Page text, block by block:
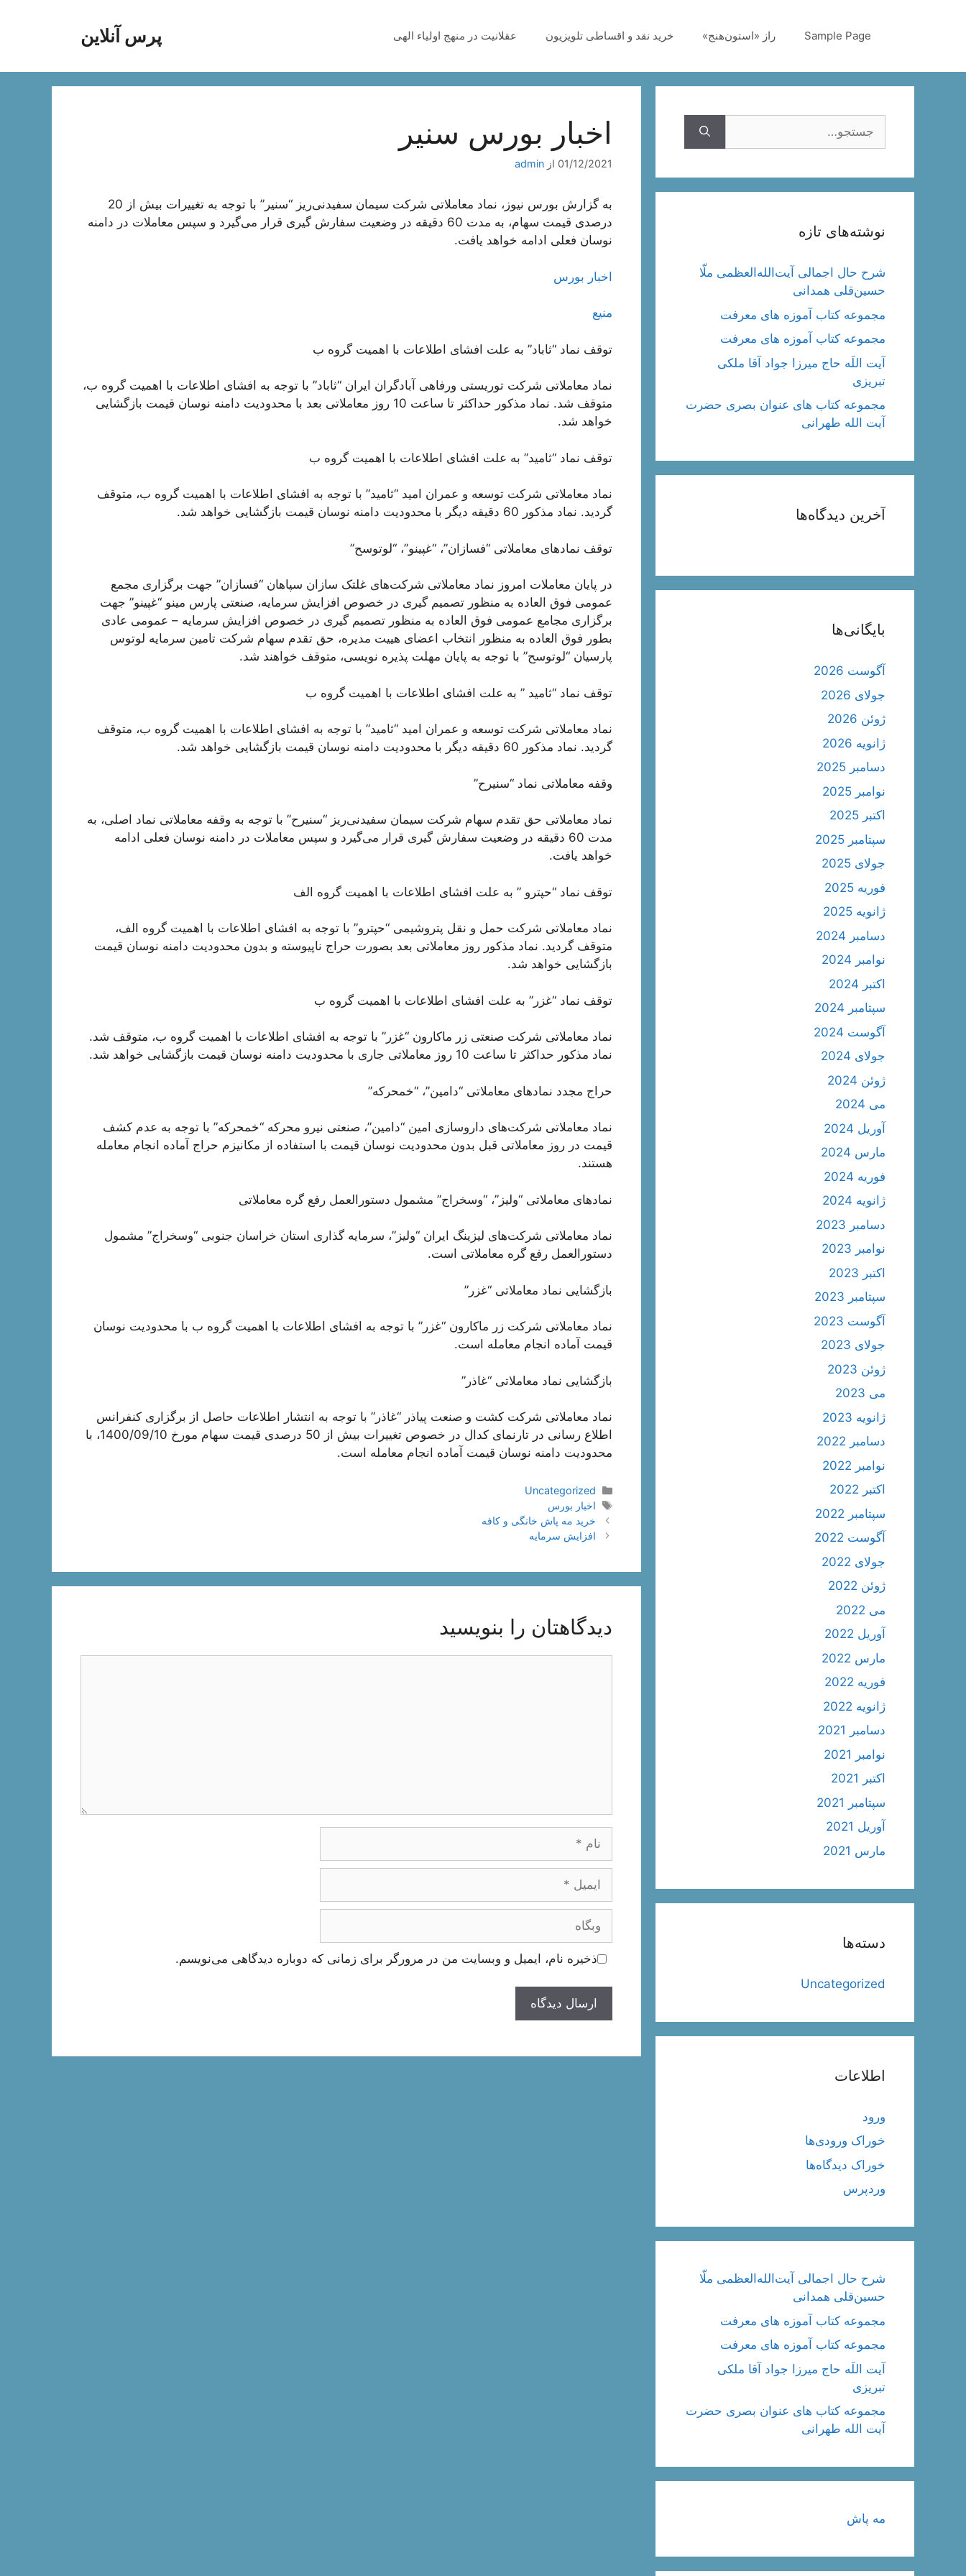
پرس آنلاین Sample Page راز «استون‌هنج» خرید نقد و اقساطی تلویزیون عقلانیت در منهج اولیاء الهی
اخبار بورس سنیر
01/12/2021 از admin
به گزارش بورس نیوز، نماد معاملاتی شرکت سیمان سفیدنی‌ریز “سنیر” با توجه به تغییرات بیش از 20
درصدی قیمت سهام، به مدت 60 دقیقه در وضعیت سفارش گیری قرار می‌گیرد و سپس معاملات در دامنه
نوسان فعلی ادامه خواهد یافت.
اخبار بورس
منیع
توقف نماد “ثاباد” به علت افشای اطلاعات با اهمیت گروه ب
نماد معاملاتی شرکت توریستی ورفاهی آبادگران ایران “ثاباد” با توجه به افشای اطلاعات با اهمیت گروه ب،
متوقف شد. نماد مذکور حداکثر تا ساعت 10 روز معاملاتی بعد با محدودیت دامنه نوسان قیمت بازگشایی
خواهد شد.
توقف نماد “ثامید” به علت افشای اطلاعات با اهمیت گروه ب
نماد معاملاتی شرکت توسعه و عمران امید “ثامید” با توجه به افشای اطلاعات با اهمیت گروه ب، متوقف
گردید. نماد مذکور 60 دقیقه دیگر با محدودیت دامنه نوسان قیمت بازگشایی خواهد شد.
توقف نماد‌های معاملاتی “فسازان”، “غپینو”، “لوتوسح”
در پایان معاملات امروز نماد معاملاتی شرکت‌های غلتک سازان سپاهان “فسازان” جهت برگزاری مجمع
عمومی فوق العاده به منظور تصمیم گیری در خصوص افزایش سرمایه، صنعتی پارس مینو “غپینو” جهت
برگزاری مجامع عمومی فوق العاده به منظور تصمیم گیری در خصوص افزایش سرمایه – عمومی عادی
بطور فوق العاده به منظور انتخاب اعضای هیيت مدیره، حق تقدم سهام شرکت تامین سرمایه لوتوس
پارسیان “لوتوسح” با توجه به پایان مهلت پذیره نویسی، متوقف خواهند شد.
توقف نماد “ثامید ” به علت افشای اطلاعات با اهمیت گروه ب
نماد معاملاتی شرکت توسعه و عمران امید “ثامید” با توجه به افشای اطلاعات با اهمیت گروه ب، متوقف
گردید. نماد مذکور 60 دقیقه دیگر با محدودیت دامنه نوسان قیمت بازگشایی خواهد شد.
وقفه معاملاتی نماد “سنیرح”
نماد معاملاتی حق تقدم سهام شرکت سیمان سفیدنی‌ریز “سنیرح” با توجه به وقفه معاملاتی نماد اصلی، به
مدت 60 دقیقه در وضعیت سفارش گیری قرار می‌گیرد و سپس معاملات در دامنه نوسان فعلی ادامه
خواهد یافت.
توقف نماد “حپترو ” به علت افشای اطلاعات با اهمیت گروه الف
نماد معاملاتی شرکت حمل و نقل پتروشیمی “حپترو” با توجه به افشای اطلاعات با اهمیت گروه الف،
متوقف گردید. نماد مذکور روز معاملاتی بعد بصورت حراج ناپیوسته و بدون محدودیت دامنه نوسان قیمت
بازگشایی خواهد شد.
توقف نماد “غزر” به علت افشای اطلاعات با اهمیت گروه ب
نماد معاملاتی شرکت صنعتی زر ماکارون “غزر” با توجه به افشای اطلاعات با اهمیت گروه ب، متوقف شد.
نماد مذکور حداکثر تا ساعت 10 روز معاملاتی جاری با محدودیت دامنه نوسان قیمت بازگشایی خواهد شد.
حراج مجدد نماد‌های معاملاتی “دامین”، “خمحرکه”
نماد معاملاتی شرکت‌های داروسازی امین “دامین”، صنعتی نیرو محرکه “خمحرکه” با توجه به عدم کشف
قیمت در روز معاملاتی قبل بدون محدودیت نوسان قیمت با استفاده از مکانیزم حراج آماده انجام معامله
هستند.
نماد‌های معاملاتی “ولیز”، “وسخراج” مشمول دستورالعمل رفع گره معاملاتی
نماد معاملاتی شرکت‌های لیزینگ ایران “ولیز”، سرمایه گذاری استان خراسان جنوبی “وسخراج” مشمول
دستورالعمل رفع گره معاملاتی است.
بازگشایی نماد معاملاتی “غزر”
نماد معاملاتی شرکت زر ماکارون “غزر” با توجه به افشای اطلاعات با اهمیت گروه ب با محدودیت نوسان
قیمت آماده انجام معامله است.
بازگشایی نماد معاملاتی “غاذر”
نماد معاملاتی شرکت کشت و صنعت پیاذر “غاذر” با توجه به انتشار اطلاعات حاصل از برگزاری کنفرانس
اطلاع رسانی در تارنمای کدال در خصوص تغییرات بیش از 50 درصدی قیمت سهام مورخ 1400/09/10، با
محدودیت دامنه نوسان قیمت آماده انجام معامله است.
دسته‌ها
Uncategorized
برچسب‌ها
اخبار بورس
ناوبری
نوشته‌ها
خرید مه پاش خانگی و کافه
افزایش سرمایه
دیدگاهتان را بنویسید
ایمیل
وبگاه
ذخیره نام، ایمیل و وبسایت من در مرورگر برای زمانی که دوباره دیدگاهی می‌نویسم.
نوشته‌های تازه
شرح حال اجمالی آیت‌الله‌العظمی ملّا
حسین‌قلی همدانی
مجموعه کتاب آموزه های معرفت
مجموعه کتاب آموزه های معرفت
آیت اللَه حاج میرزا جواد آقا ملکی
تبریزی
مجموعه کتاب های عنوان بصری حضرت
آیت الله طهرانی
آخرین دیدگاه‌ها
بایگانی‌ها
آگوست 2026
جولای 2026
ژوئن 2026
ژانویه 2026
دسامبر 2025
نوامبر 2025
اکتبر 2025
سپتامبر 2025
جولای 2025
فوریه 2025
ژانویه 2025
دسامبر 2024
نوامبر 2024
اکتبر 2024
سپتامبر 2024
آگوست 2024
جولای 2024
ژوئن 2024
می 2024
آوریل 2024
مارس 2024
فوریه 2024
ژانویه 2024
دسامبر 2023
نوامبر 2023
اکتبر 2023
سپتامبر 2023
آگوست 2023
جولای 2023
ژوئن 2023
می 2023
ژانویه 2023
دسامبر 2022
نوامبر 2022
اکتبر 2022
سپتامبر 2022
آگوست 2022
جولای 2022
ژوئن 2022
می 2022
آوریل 2022
مارس 2022
فوریه 2022
ژانویه 2022
دسامبر 2021
نوامبر 2021
اکتبر 2021
سپتامبر 2021
آوریل 2021
مارس 2021
دسته‌ها
Uncategorized
اطلاعات
ورود
خوراک ورودی‌ها
خوراک دیدگاه‌ها
وردپرس
شرح حال اجمالی آیت‌الله‌العظمی ملّا
حسین‌قلی همدانی
مجموعه کتاب آموزه های معرفت
مجموعه کتاب آموزه های معرفت
آیت اللَه حاج میرزا جواد آقا ملکی
تبریزی
مجموعه کتاب های عنوان بصری حضرت
آیت الله طهرانی
مه پاش